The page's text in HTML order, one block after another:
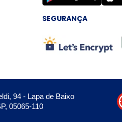
SEGURANÇA
94 - Lapa de Baixo
05065-110